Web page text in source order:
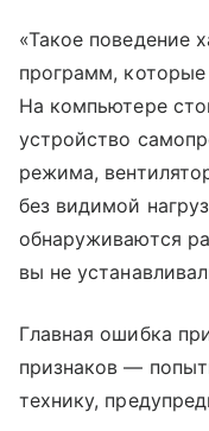
«Такое поведение
программ,
На компьютере
устройство
режима,
без видимой
обнаруживаются
вы не
Главная ошибка
признаков —
технику,